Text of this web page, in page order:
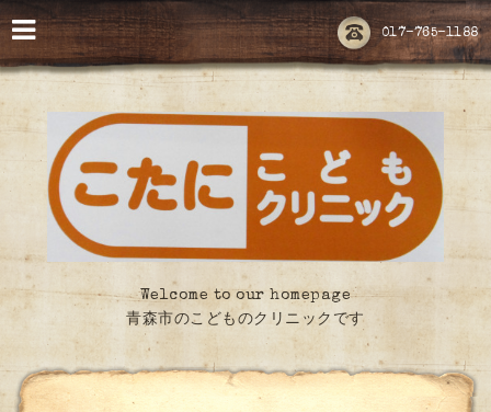
017-765-1188
Welcome to our homepage
青森市のこどものクリニックです